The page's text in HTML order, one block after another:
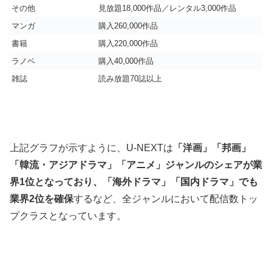
その他
見放題18,000作品／レンタル3,000作品
マンガ
購入260,000作品
書籍
購入220,000作品
ラノベ
購入40,000作品
雑誌
読み放題70誌以上
上記グラフが示すように、U-NEXTは 「洋画」「邦画」
「韓流・アジアドラマ」「アニメ」ジャンルのシェアが業
界1位となっており、「海外ドラマ」「国内ドラマ」でも
業界2位を確保するなど、全ジャンルにおいて配信数トッ
プクラスとなっています。